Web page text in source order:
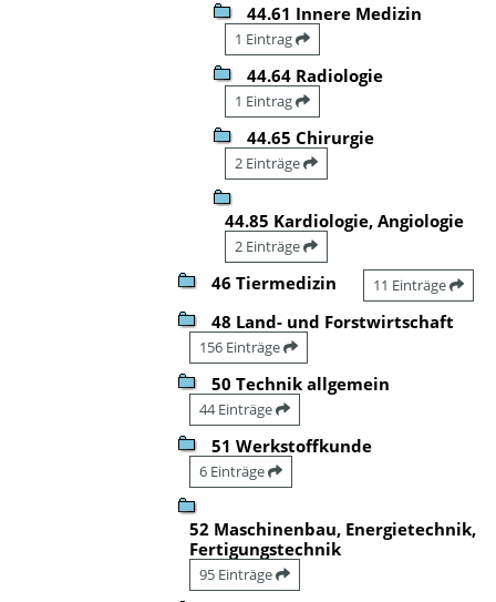
44.61 Innere Medizin
1 Eintrag
44.64 Radiologie
1 Eintrag
44.65 Chirurgie
2 Einträge
44.85 Kardiologie, Angiologie
2 Einträge
46 Tiermedizin 11 Einträge
48 Land- und Forstwirtschaft
156 Einträge
50 Technik allgemein
44 Einträge
51 Werkstoffkunde
6 Einträge
52 Maschinenbau, Energietechnik,
Fertigungstechnik
95 Einträge